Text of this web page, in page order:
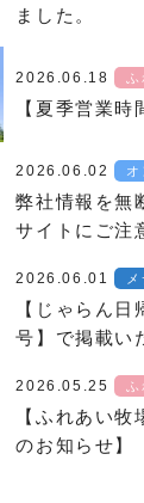
ました。
2026.06.18
【夏季営業時
2026.06.02
弊社情報を無
サイトにご注
2026.06.01
【じゃらん
号】で掲載い
2026.05.25
【ふれあい
のお知らせ】